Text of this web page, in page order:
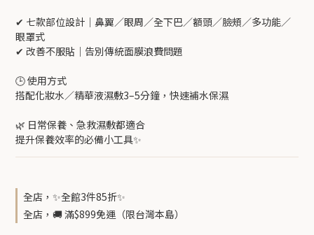
✔ 七款部位設計｜鼻翼／眼周／全下巴／額頭／臉頰／多功能／
眼罩式
✔ 改善不服貼｜告別傳統面膜浪費問題
🕒 使用方式
搭配化妝水／精華液濕敷3–5分鐘，快速補水保濕
🌿 日常保養、急救濕敷都適合
提升保養效率的必備小工具✨
全店，✨全館3件85折✨
全店，🚚 滿$899免運（限台灣本島）